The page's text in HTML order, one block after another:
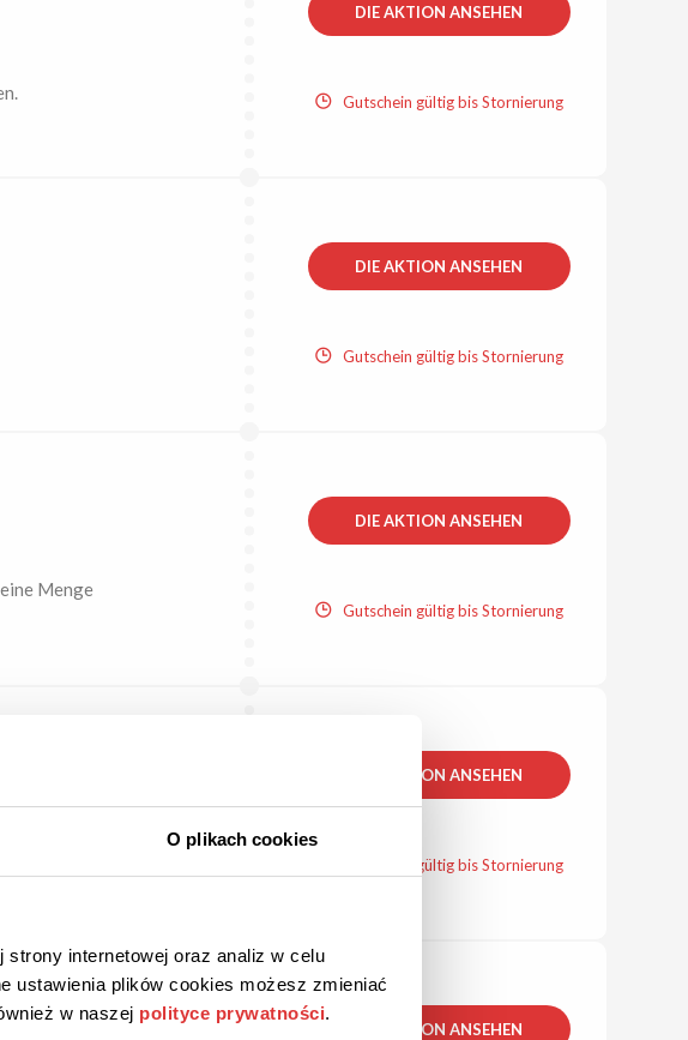
O plikach cookies
strony internetowej oraz analiz w celu
ustawienia plików cookies możesz zmieniać
w naszej polityce prywatności.
DIE AKTION ANSEHEN
Gutschein gültig bis Stornierung
DIE AKTION ANSEHEN
Gutschein gültig bis Stornierung
Menge
DIE AKTION ANSEHEN
Gutschein gültig bis Stornierung
selbst.
DIE AKTION ANSEHEN
Gutschein gültig bis Stornierung
DIE AKTION ANSEHEN